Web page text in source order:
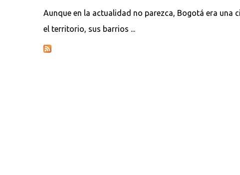
Aunque en la actualidad no parezca, Bogotá era una
el territorio, sus barrios ...